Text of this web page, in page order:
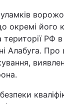
окремі його
території РФ
Алабуга. Про